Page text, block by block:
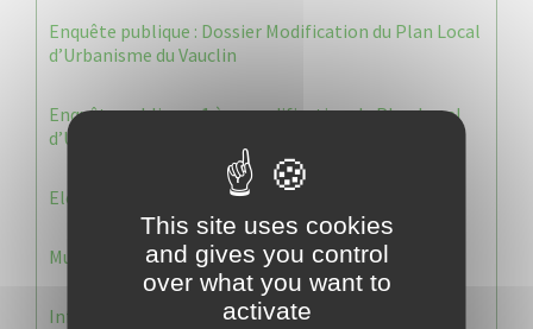
Enquête publique : Dossier Modification du Plan Local
d’Urbanisme du Vauclin
Enquête publique : 1 ère modification du Plan Local
d’Urbanisme (PLU) de la commune du Vauclin.
Election 2026 : Commission de contrôle
Municipale 2026 : Transfert du Bureau de Vote n°2
Information Élections – Carte Électorale
This site uses cookies
and gives you control
over what you want to
activate